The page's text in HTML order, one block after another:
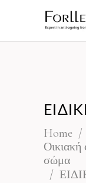
Home /
Οικιακή
σώμα
/